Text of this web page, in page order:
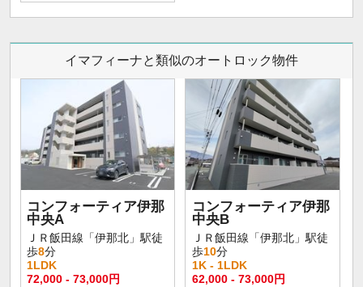
イマフィーナと類似のオートロック物件
コンフォーティア伊那
中央A
ＪＲ飯田線「伊那北」駅徒
歩8分
1LDK
72,000 - 73,000円
コンフォーティア伊那
中央B
ＪＲ飯田線「伊那北」駅徒
歩10分
1K - 1LDK
62,000 - 73,000円